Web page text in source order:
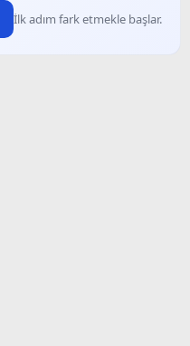
İlk adım fark etmekle başlar.